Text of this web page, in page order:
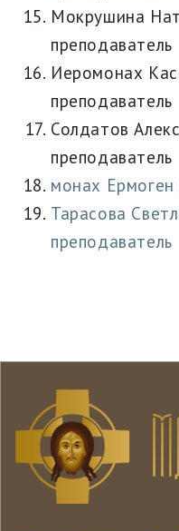
Мокрушина
преподаватель
Иеромонах
преподаватель
Солдатов
преподаватель
монах Ермоген
Тарасова
преподаватель